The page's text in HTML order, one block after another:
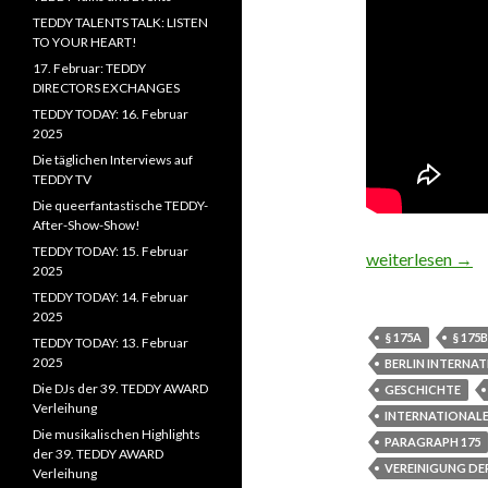
§175 Ein
weiterlesen →
§ 175A § 175B
BERLIN
GESCHICHTE
INTERNATIONALE
PARAGRAPH 175
VEREINIGUNG
TEDDY TALENTS TALK: LISTEN
TO YOUR HEART!
17. Februar: TEDDY
DIRECTORS EXCHANGES
TEDDY TODAY: 16. Februar
2025
Die täglichen Interviews auf
TEDDY TV
Die queerfantastische TEDDY-
After-Show-Show!
TEDDY TODAY: 15. Februar
2025
TEDDY TODAY: 14. Februar
2025
TEDDY TODAY: 13. Februar
2025
Die DJs der 39. TEDDY AWARD
Verleihung
Die musikalischen Highlights
der 39. TEDDY AWARD
Verleihung